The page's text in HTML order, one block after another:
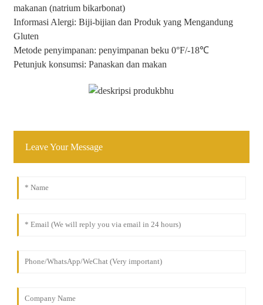
makanan (natrium bikarbonat)
Informasi Alergi: Biji-bijian dan Produk yang Mengandung
Gluten
Metode penyimpanan: penyimpanan beku 0°F/-18℃
Petunjuk konsumsi: Panaskan dan makan
Leave Your Message